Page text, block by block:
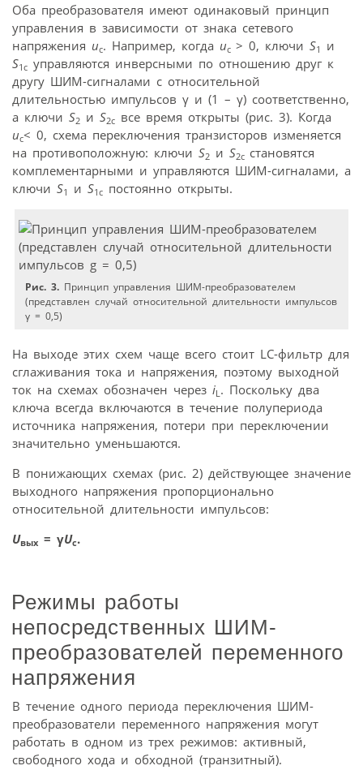
Оба преобразователя имеют одинаковый принцип
управления в зависимости от знака сетевого
напряжения uс. Например, когда uс > 0, ключи S1
и
S1с управляются инверсными по отношению друг к
другу ШИМ-сигналами с относительной
длительностью импульсов γ и (1 – γ) соответственно,
а ключи S2 и S2с все время открыты (рис. 3). Когда
uс< 0, схема переключения транзисторов изменяется
на противоположную: ключи S2 и S2с становятся
комплементарными и управляются ШИМ-сигналами, а
ключи S1 и S1с постоянно открыты.
Рис. 3. Принцип управления ШИМ-преобразователем
(представлен случай относительной длительности импульсов
γ = 0,5)
На выходе этих схем чаще всего стоит LC-фильтр для
сглаживания тока и напряжения, поэтому выходной
ток на схемах обозначен через iL . Поскольку два
ключа всегда включаются в течение полупериода
источника напряжения, потери при переключении
значительно уменьшаются.
В понижающих схемах (рис. 2) действующее значение
выходного напряжения пропорционально
относительной длительности импульсов:
Uвых = γUс.
Режимы работы
непосредственных ШИМ-
преобразователей переменного
напряжения
В течение одного периода переключения ШИМ-
преобразователи переменного напряжения могут
работать в одном из трех режимов: активный,
свободного хода и обходной (транзитный).